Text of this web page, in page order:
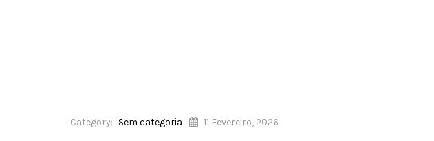
Category: Sem categoria 11 Fevereiro, 2026